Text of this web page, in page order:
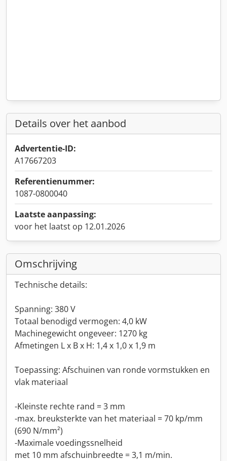
Details over het aanbod
Advertentie-ID:
A17667203
Referentienummer:
1087-0800040
Laatste aanpassing:
voor het laatst op 12.01.2026
Omschrijving
Technische details:
Spanning: 380 V
Totaal benodigd vermogen: 4,0 kW
Machinegewicht ongeveer: 1270 kg
Afmetingen L x B x H: 1,4 x 1,0 x 1,9 m
Toepassing: Afschuinen van ronde vormstukken en
vlak materiaal
-Kleinste rechte rand = 3 mm
-max. breuksterkte van het materiaal = 70 kp/mm
(690 N/mm²)
-Maximale voedingssnelheid
met 10 mm afschuinbreedte = 3,1 m/min.